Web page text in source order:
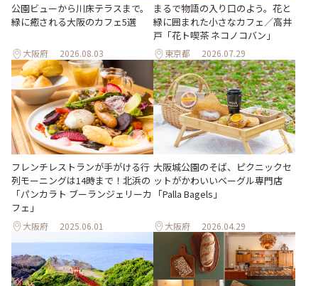
公園ビューから川床テラスまで。
緑に癒される大阪のカフェ5選
大阪府 2026.08.03
まるで物語の入り口のよう。花と
緑に囲まれた小さなカフェ／高井
戸「花ト喫茶 ネコノコバン」
東京都 2026.07.29
フレンチレストランが手がける行
列モーニングは14時まで！北浜の
「パンカラト ブーランジェリーカ
フェ」
大阪府 2025.06.01
大阪城公園のそば、ピクニックセ
ットがかわいいベーグル専門店
「Palla Bagels」
大阪府 2026.04.29